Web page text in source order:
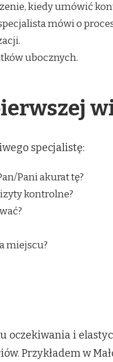
kiedy umówić
mówi o
ubocznych.
specjalistę:
Pani akurat tę?
kontrolne?
miejscu?
oczekiwania i
Przykładem w